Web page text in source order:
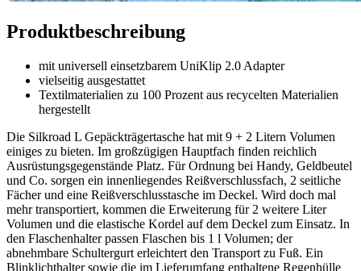
Produktbeschreibung
mit universell einsetzbarem UniKlip 2.0 Adapter
vielseitig ausgestattet
Textilmaterialien zu 100 Prozent aus recycelten Materialien
hergestellt
Die Silkroad L Gepäckträgertasche hat mit 9 + 2 Litern Volumen
einiges zu bieten. Im großzügigen Hauptfach finden reichlich
Ausrüstungsgegenstände Platz. Für Ordnung bei Handy, Geldbeutel
und Co. sorgen ein innenliegendes Reißverschlussfach, 2 seitliche
Fächer und eine Reißverschlusstasche im Deckel. Wird doch mal
mehr transportiert, kommen die Erweiterung für 2 weitere Liter
Volumen und die elastische Kordel auf dem Deckel zum Einsatz. In
den Flaschenhalter passen Flaschen bis 1 l Volumen; der
abnehmbare Schultergurt erleichtert den Transport zu Fuß. Ein
Blinklichthalter sowie die im Lieferumfang enthaltene Regenhülle